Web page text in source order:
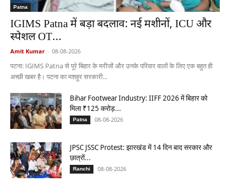
Patna
IGIMS Patna में बड़ा बदलाव: नई मशीनों, ICU और
स्पेशल OT...
Amit Kumar - 08-08-2026
पटना: IGIMS Patna से पूरे बिहार के मरीजों और उनके परिवार वालों के लिए एक बहुत ही
अच्छी खबर है। पटना का मशहूर सरकारी...
Bihar Footwear Industry: IIFF 2026 में बिहार को
मिला ₹125 करोड़...
Patna 08-08-2026
JPSC JSSC Protest: झारखंड में 14 दिन बाद सरकार और
छात्रों...
Ranchi 08-08-2026